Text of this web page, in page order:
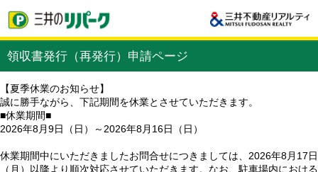
領収書発行（再発行）申請ページ
【夏季休業のお知らせ】
誠に勝手ながら、下記期間を休業とさせていただきます。
■休業期間■
2026年8月9日（日）～2026年8月16日（日）
休業期間中にいただきましたお問合せにつきましては、2026年8月17日
（月）以降より順次対応させていただきます。なお、駐車場内における